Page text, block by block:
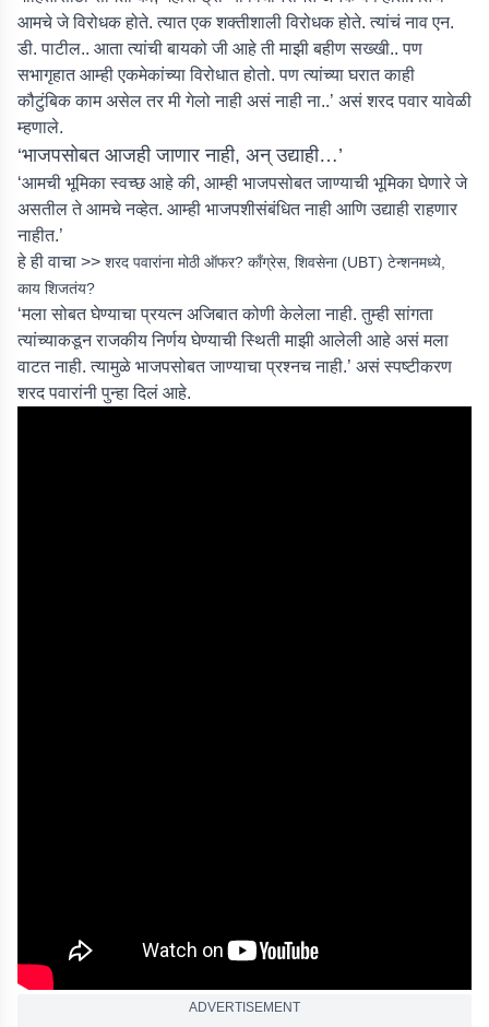
आमचे जे विरोधक होते. त्यात एक शक्तीशाली विरोधक होते. त्यांचं नाव एन.
डी. पाटील.. आता त्यांची बायको जी आहे ती माझी बहीण सख्खी.. पण
सभागृहात आम्ही एकमेकांच्या विरोधात होतो. पण त्यांच्या घरात काही
कौटुंबिक काम असेल तर मी गेलो नाही असं नाही ना..’ असं शरद पवार यावेळी
म्हणाले.
‘भाजपसोबत आजही जाणार नाही, अन् उद्याही…’
‘आमची भूमिका स्वच्छ आहे की, आम्ही भाजपसोबत जाण्याची भूमिका घेणारे जे
असतील ते आमचे नव्हेत. आम्ही भाजपशीसंबंधित नाही आणि उद्याही राहणार
नाहीत.’
हे ही वाचा >> शरद पवारांना मोठी ऑफर? काँग्रेस, शिवसेना (UBT) टेन्शनमध्ये,
काय शिजतंय?
‘मला सोबत घेण्याचा प्रयत्न अजिबात कोणी केलेला नाही. तुम्ही सांगता
त्यांच्याकडून राजकीय निर्णय घेण्याची स्थिती माझी आलेली आहे असं मला
वाटत नाही. त्यामुळे भाजपसोबत जाण्याचा प्रश्नच नाही.’ असं स्पष्टीकरण
शरद पवारांनी पुन्हा दिलं आहे.
ADVERTISEMENT